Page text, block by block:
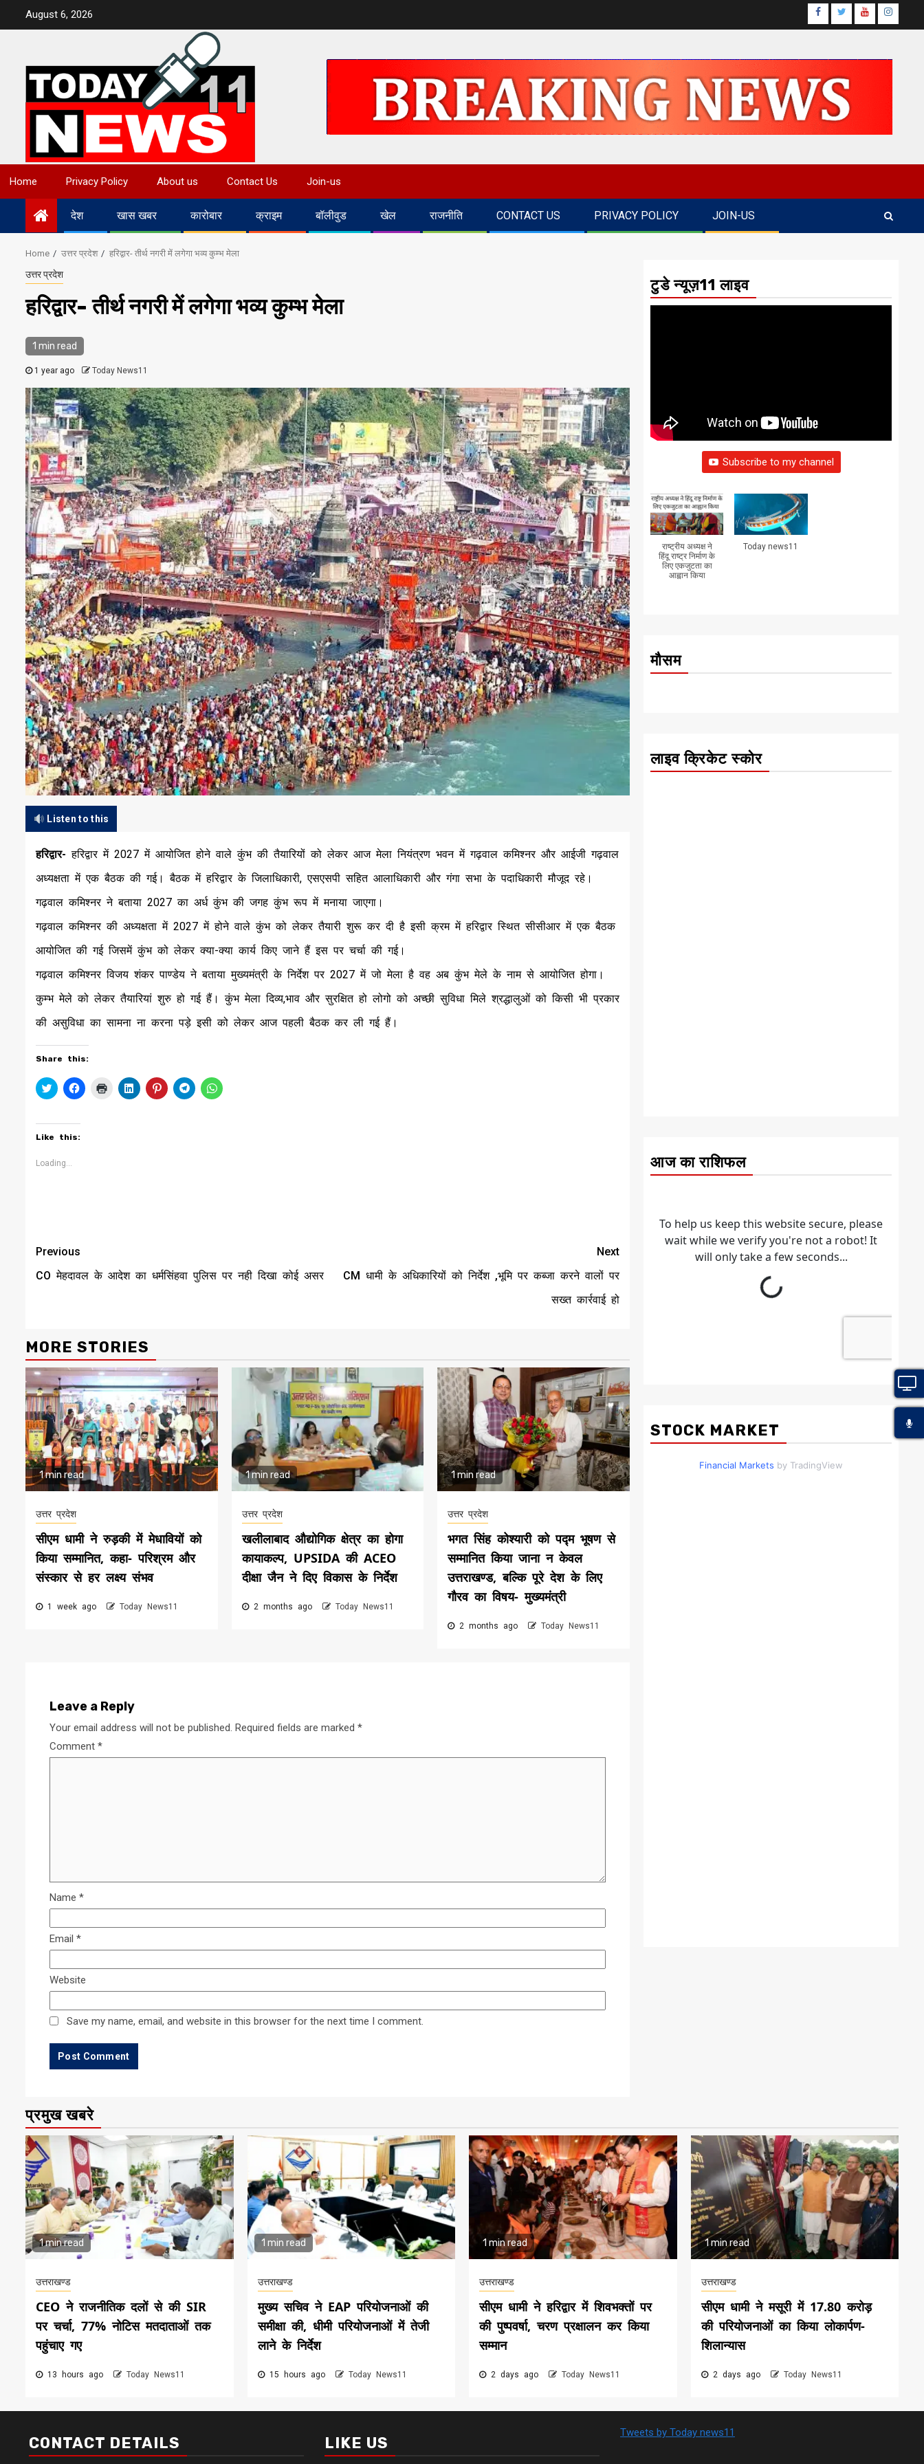
August 6, 2026 Facebook
TwitterYoutube
Home Privacy Policy About us Contact Us Join-us
देश खास खबर कारोबार क्राइम बॉलीवुड खेल राजनीति CONTACT US PRIVACY POLICY JOIN-US
Home उत्तर प्रदेश हरिद्वार- तीर्थ नगरी में लगेगा भव्य कुम्भ मेला
उत्तर प्रदेश
हरिद्वार- तीर्थ नगरी में लगेगा भव्य कुम्भ मेला
1 min read
1 year ago Today News11
Listen to this
हरिद्वार-हरिद्वार में 2027 में आयोजित होने वाले कुंभ की तैयारियों को लेकर आज मेला नियंत्रण भवन में गढ़वाल कमिश्नर और आईजी गढ़वाल
अध्यक्षता में एक बैठक की गई। बैठक में हरिद्वार के जिलाधिकारी, एसएसपी सहित आलाधिकारी और गंगा सभा के पदाधिकारी मौजूद रहे।
गढ़वाल कमिश्नर ने बताया 2027 का अर्ध कुंभ की जगह कुंभ रूप में मनाया जाएगा।
गढ़वाल कमिश्नर की अध्यक्षता में 2027 में होने वाले कुंभ को लेकर तैयारी शुरू कर दी है इसी क्रम में हरिद्वार स्थित सीसीआर में एक बैठक
आयोजित की गई जिसमें कुंभ को लेकर क्या-क्या कार्य किए जाने हैं इस पर चर्चा की गई।
गढ़वाल कमिश्नर विजय शंकर पाण्डेय ने बताया मुख्यमंत्री के निर्देश पर 2027 में जो मेला है वह अब कुंभ मेले के नाम से आयोजित होगा।
कुम्भ मेले को लेकर तैयारियां शुरु हो गई हैं। कुंभ मेला दिव्य,भाव और सुरक्षित हो लोगो को अच्छी सुविधा मिले श्रद्धालुओं को किसी भी प्रकार
की असुविधा का सामना ना करना पड़े इसी को लेकर आज पहली बैठक कर ली गई हैं।
Share this:
Click
to
Twitter
in
window)
Click
to
Click Click
to
Click
to
Click
to
Click
to
Like this:
Loading...
Continue
Reading
Previous
CO मेहदावल के आदेश का धर्मसिंहवा पुलिस पर नही दिखा कोई असर
Next
CM धामी के अधिकारियों को निर्देश ,भूमि पर कब्जा करने वालों पर
सख्त कार्रवाई हो
MORE STORIES
1 min read
उत्तर प्रदेश
सीएम धामी ने रुड़की में मेधावियों को
किया सम्मानित, कहा- परिश्रम और
संस्कार से हर लक्ष्य संभव
1 week ago Today News11
1 min read
उत्तर प्रदेश
खलीलाबाद औद्योगिक क्षेत्र का होगा
कायाकल्प, UPSIDA की ACEO
दीक्षा जैन ने दिए विकास के निर्देश
2 months ago Today News11
1 min read
उत्तर प्रदेश
भगत सिंह कोश्यारी को पद्म भूषण से
सम्मानित किया जाना न केवल
उत्तराखण्ड, बल्कि पूरे देश के लिए
गौरव का विषय- मुख्यमंत्री
2 months ago Today News11
Leave a Reply
Your email address will not be published. Required fields are marked *
Comment *
Name *
Email *
Website
Save my name, email, and website in this browser for the next time I comment.
टुडे न्यूज़11 लाइव
Subscribe to my channel
राष्ट्रीय अध्यक्ष ने
हिंदू राष्ट्र निर्माण के
लिए एकजुटता का
आह्वान किया
Today news11
मौसम
लाइव क्रिकेट स्कोर
आज का राशिफल
STOCK MARKET
Financial Markets by TradingView
प्रमुख खबरे
1 min read
उत्तराखण्ड
CEO ने राजनीतिक दलों से की SIR
पर चर्चा, 77% नोटिस मतदाताओं तक
पहुंचाए गए
13 hours ago Today News11
1 min read
उत्तराखण्ड
मुख्य सचिव ने EAP परियोजनाओं की
समीक्षा की, धीमी परियोजनाओं में तेजी
लाने के निर्देश
15 hours ago Today News11
1 min read
उत्तराखण्ड
सीएम धामी ने हरिद्वार में शिवभक्तों पर
की पुष्पवर्षा, चरण प्रक्षालन कर किया
सम्मान
2 days ago Today News11
1 min read
उत्तराखण्ड
सीएम धामी ने मसूरी में 17.80 करोड़
की परियोजनाओं का किया लोकार्पण-
शिलान्यास
2 days ago Today News11
CONTACT DETAILS LIKE US
Tweets by Today news11